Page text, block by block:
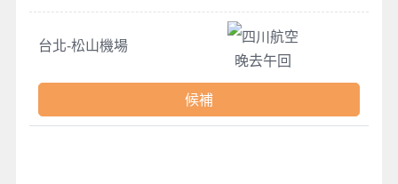
台北-松山機場
四川航空
晚去午回
候補